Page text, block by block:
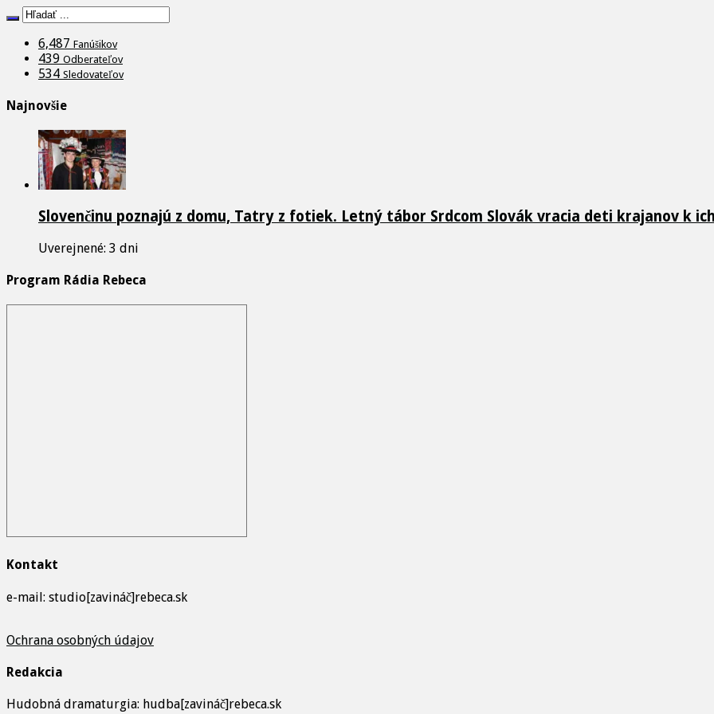
6,487 Fanúšikov
439 Odberateľov
534 Sledovateľov
Najnovšie
Slovenčinu poznajú z domu, Tatry z fotiek. Letný tábor Srdcom Slovák vracia deti krajanov k
Uverejnené: 3 dni
Program Rádia Rebeca
Kontakt
e-mail: studio[zavináč]rebeca.sk
Ochrana osobných údajov
Redakcia
Hudobná dramaturgia: hudba[zavináč]rebeca.sk